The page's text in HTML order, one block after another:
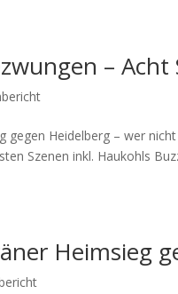
– Acht
gegen Heidelberg – wer
Szenen inkl. Haukohls
Heimsieg